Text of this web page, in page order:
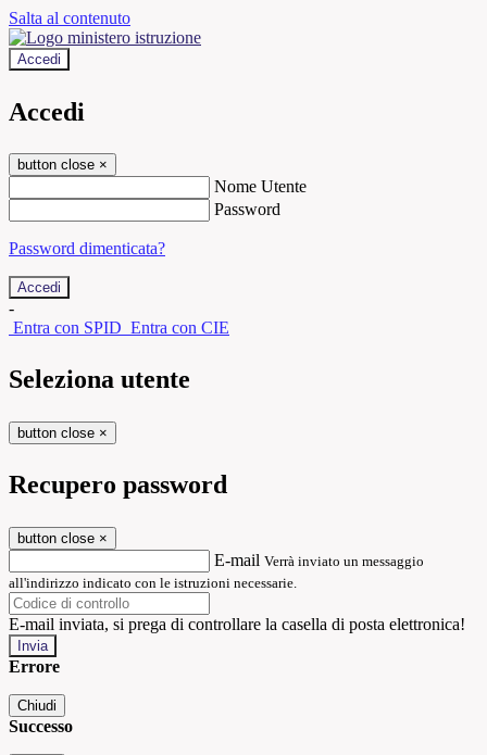
Salta al contenuto
Accedi
Accedi
button close ×
Nome Utente
Password
Password dimenticata?
-
Entra con SPID Entra con CIE
Seleziona utente
button close ×
Recupero password
button close ×
E-mail Verrà inviato un messaggio
all'indirizzo indicato con le istruzioni necessarie.
E-mail inviata, si prega di controllare la casella di posta elettronica!
Errore
Chiudi
Successo